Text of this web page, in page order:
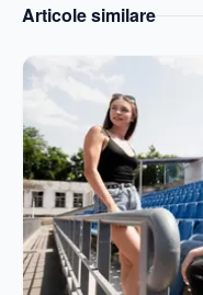
Articole similare